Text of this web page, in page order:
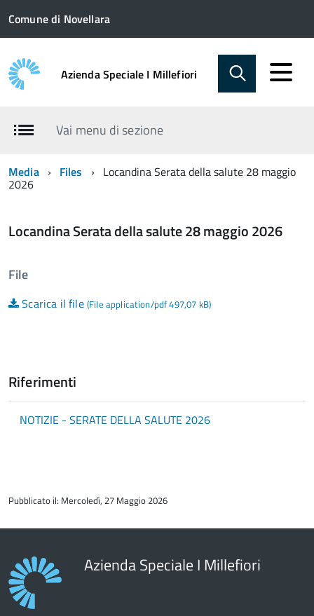
Comune di Novellara
Azienda Speciale I Millefiori
Vai menu di sezione
Media Files Locandina Serata della salute 28 maggio
2026
Locandina Serata della salute 28 maggio 2026
File
Scarica il file (File application/pdf 497,07 kB)
Riferimenti
NOTIZIE - SERATE DELLA SALUTE 2026
del
Pubblicato il: Mercoledì, 27 Maggio 2026
Azienda Speciale I Millefiori